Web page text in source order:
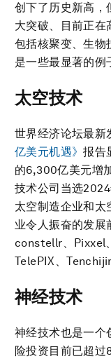
创下了历史新高，
大突破、目前正在
包括核聚变、生物
是一些最显著的例
太空技术
世界经济论坛最新
亿美元机遇》报告
的6,300亿美元增
技术公司当选
太空制造企业和太
业令人振奋的发展
constellr、Pixxel
TelePIX、
神经技术
神经技术也是一个
险投资目前已超过